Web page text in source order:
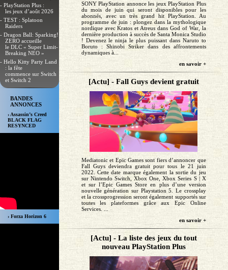
- PlayStation Plus :
les jeux d’août 2026
- TEST : Splatoon
Raiders
- Dragon Ball: Sparking!
ZERO accueille
le DLC « Super Limit-
Breaking NEO »
- Hello Kitty Party Land
: la fête
commence sur Switch
et Switch 2
BANDES
ANNONCES
› Assassin’s Creed
BLACK FLAG
RESYNCED
› Forza Horizon 6
SONY PlayStation annonce les jeux PlayStation Plus
du mois de juin qui seront disponibles pour les
abonnés, avec un très grand hit PlayStation. Au
programme de juin : plongez dans la mythologique
nordique avec Kratos et Atreus dans God of War, la
dernière production à succès de Santa Monica Studio
! Devenez le ninja le plus puissant dans Naruto to
Boruto : Shinobi Striker dans des affrontements
dynamiques à...
en savoir +
[Actu] - Fall Guys devient gratuit
Mediatonic et Epic Games sont fiers d’annoncer que
Fall Guys deviendra gratuit pour tous le 21 juin
2022. Cette date marque également la sortie du jeu
sur Nintendo Switch, Xbox One, Xbox Series S | X
et sur l’Epic Games Store en plus d’une version
nouvelle génération sur Playstation 5. Le crossplay
et la crossprogression seront également supportés sur
toutes les plateformes grâce aux Epic Online
Services. ...
en savoir +
[Actu] - La liste des jeux du tout
nouveau PlayStation Plus